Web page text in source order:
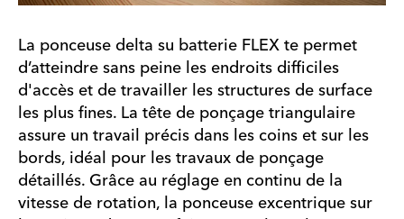
La ponceuse delta su batterie FLEX te permet
d’atteindre sans peine les endroits difficiles
d'accès et de travailler les structures de surface
les plus fines. La tête de ponçage triangulaire
assure un travail précis dans les coins et sur les
bords, idéal pour les travaux de ponçage
détaillés. Grâce au réglage en continu de la
vitesse de rotation, la ponceuse excentrique sur